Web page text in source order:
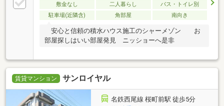
敷金なし 二人暮らし
バス・トイレ別
駐車場(近隣含)
角部屋 南向き
安心と信頼の積水ハウス施工のシャーメゾン お
部屋探しはいい部屋発見 ニッショーへ是非
賃貸マンション サンロイヤル
名鉄西尾線 桜町前駅 徒歩5分